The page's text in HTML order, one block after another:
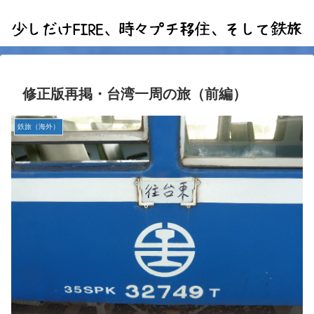
修正版再掲・台湾一周の旅（前編）
鉄旅（海外）